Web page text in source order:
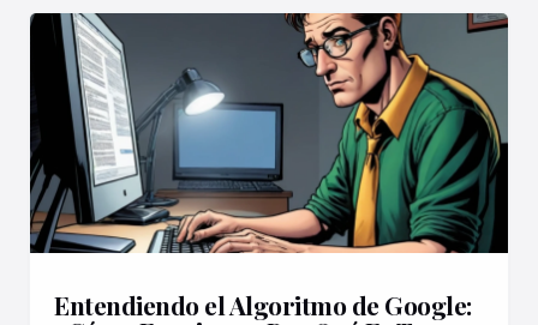
Entendiendo el Algoritmo de Google: